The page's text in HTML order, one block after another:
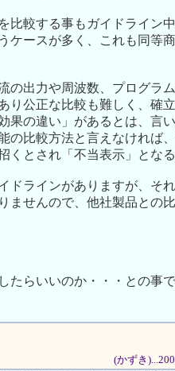
比較する事もガイドライン
ケースが多く、これも同等
出力や周波数、プログラ
り公正な比較も難しく、確
の違い」があるとは、言
の比較方法と言えなければ
とされ「不当表示」とな
ドラインがありますが、そ
ませんので、他社製品との
たらいいのか・・・との事
(かずき